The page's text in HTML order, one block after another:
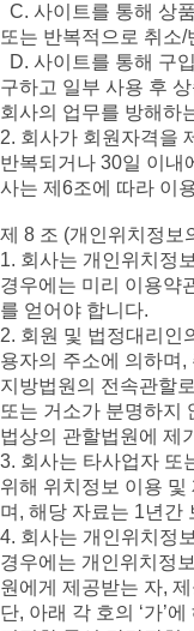
C. 사이트를 통해 상
또는 반복적으로 취소
D. 사이트를 통해 구
구하고 일부 사용 후
회사의 업무를 방해하
2. 회사가 회원자격을
반복되거나 30일 이내
사는 제6조에 따라 이
제 8 조 (개인위치정보
1. 회사는 개인위치정
경우에는 미리 이용약
를 얻어야 합니다.
2. 회원 및 법정대리인
용자의 주소에 의하며
지방법원의 전속관할
또는 거소가 분명하지
법상의 관할법원에 제
3. 회사는 타사업자 또
위해 위치정보 이용
며, 해당 자료는 1년간
4. 회사는 개인위치정
경우에는 개인위치정
원에게 제공받는 자,
단, 아래 각 호의 ‘가’